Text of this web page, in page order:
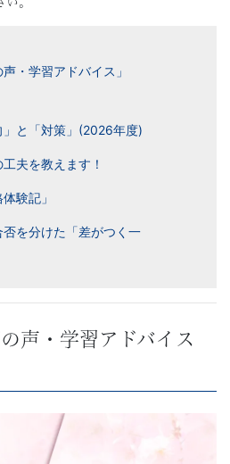
・学習アドバイス」
と「対策」(2026年度)
夫を教えます！
験記」
を分けた「差がつく一
声・学習アドバイス